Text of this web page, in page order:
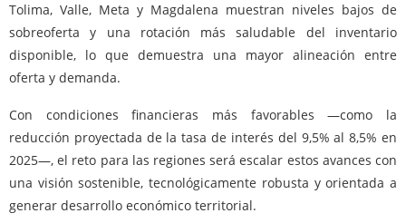
Tolima, Valle, Meta y Magdalena muestran niveles bajos de
sobreoferta y una rotación más saludable del inventario
disponible, lo que demuestra una mayor alineación entre
oferta y demanda.
Con condiciones financieras más favorables —como la
reducción proyectada de la tasa de interés del 9,5% al 8,5% en
2025—, el reto para las regiones será escalar estos avances con
una visión sostenible, tecnológicamente robusta y orientada a
generar desarrollo económico territorial.